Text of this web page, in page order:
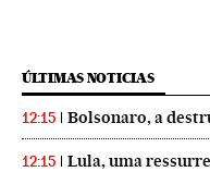
ÚLTIMAS NOTICIAS
12:15 Bolsonaro, a
12:15 Lula, uma